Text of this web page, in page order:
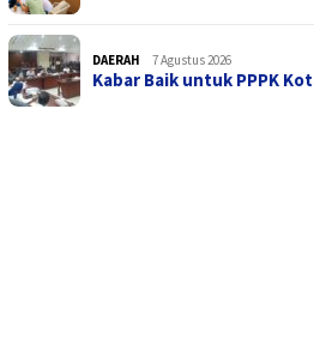
DAERAH 7 Agustus 2026
Kabar Baik untuk PPPK